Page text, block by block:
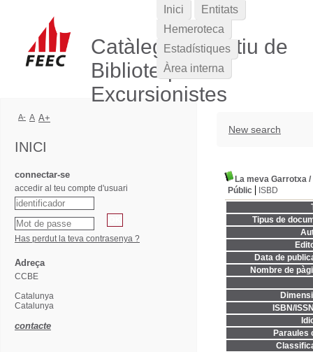
Catàleg Col·lectiu de
Biblioteques
Excursionistes
New search
La meva Garrotxa /
Públic
ISBD
Tipus de
Data de
Nombre de
ISBN/
Paraules
Inici
Entitats
Hemeroteca
Estadístiques
Àrea interna
A- A A+
INICI
connectar-se
accedir al teu compte d'usuari
Has perdut la teva contrasenya ?
Adreça
CCBE
Catalunya
Catalunya
contacte